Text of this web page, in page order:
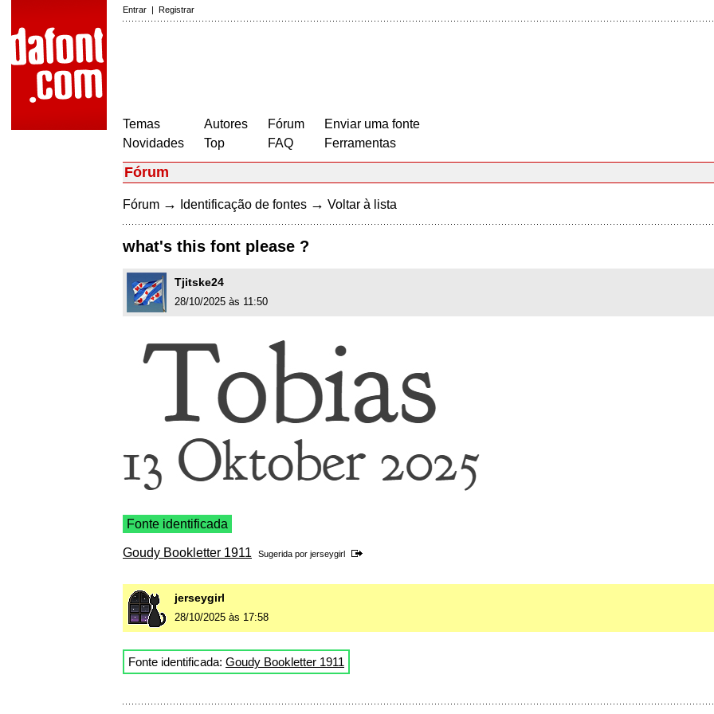
Entrar | Registrar
Temas
Novidades
Autores
Top
Fórum
FAQ
Enviar uma fonte
Ferramentas
Fórum
Fórum → Identificação de fontes → Voltar à lista
what's this font please ?
Tjitske24
28/10/2025 às 11:50
Fonte identificada
Goudy Bookletter 1911 Sugerida por jerseygirl
jerseygirl
28/10/2025 às 17:58
Fonte identificada: Goudy Bookletter 1911